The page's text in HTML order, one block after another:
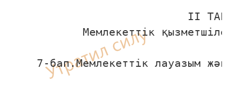
II
Мемлекеттiк
7-бап.Мемлекеттiк лауазым